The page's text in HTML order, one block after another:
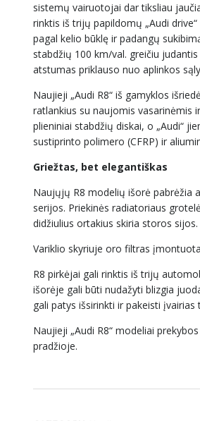
sistemų vairuotojai dar tiksliau
rinktis iš trijų papildomų „Audi
pagal kelio būklę ir padangų
stabdžių 100 km/val. greičiu
atstumas priklauso nuo aplinkos
Naujieji „Audi R8“ iš gamyklos
ratlankius su naujomis vasarinėmis
plieniniai stabdžių diskai, o „Audi“
sustiprinto polimero (CFRP) ir
Griežtas, bet elegantiškas
Naujųjų R8 modelių išorė pabrėžia
serijos. Priekinės radiatoriaus
didžiulius ortakius skiria storos
Variklio skyriuje oro filtras
R8 pirkėjai gali rinktis iš trijų
išorėje gali būti nudažyti blizgia
gali patys išsirinkti ir pakeisti
Naujieji „Audi R8“ modeliai
pradžioje.